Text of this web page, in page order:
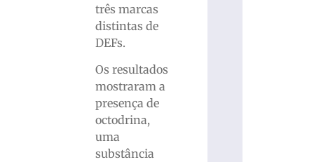
três marcas
distintas de
DEFs.
Os resultados
mostraram a
presença de
octodrina,
uma
substância